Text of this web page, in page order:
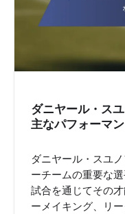
n
ダニヤール・ス
主なパフォーマ
ダニヤール・スユ
ーチームの重要な
試合を通じてその
ーメイキング、リ